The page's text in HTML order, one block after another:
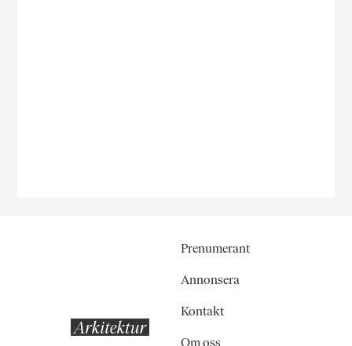
Prenumerant
Annonsera
Kontakt
Om oss